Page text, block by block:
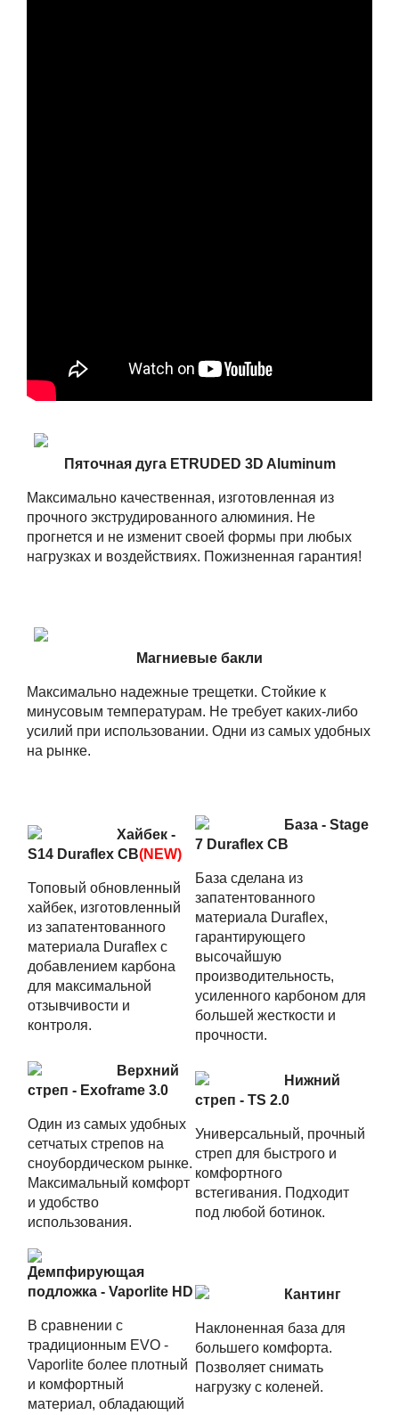
Пяточная дуга ETRUDED 3D Aluminum
Максимально качественная, изготовленная из
прочного экструдированного алюминия. Не
прогнется и не изменит своей формы при любых
нагрузках и воздействиях. Пожизненная гарантия!
Магниевые бакли
Максимально надежные трещетки. Стойкие к
минусовым температурам. Не требует каких-либо
усилий при использовании. Одни из самых удобных
на рынке.
Хайбек -
S14 Duraflex CB(NEW)
Топовый обновленный
хайбек, изготовленный
из запатентованного
материала Duraflex с
добавлением карбона
для максимальной
отзывчивости и
контроля.
База - Stage
7 Duraflex CB
База сделана из
запатентованного
материала Duraflex,
гарантирующего
высочайшую
производительность,
усиленного карбоном для
большей жесткости и
прочности.
Верхний
стреп - Exoframe 3.0
Один из самых удобных
сетчатых стрепов на
сноубордическом рынке.
Максимальный комфорт
и удобство
использования.
Нижний
стреп - TS 2.0
Универсальный, прочный
стреп для быстрого и
комфортного
встегивания. Подходит
под любой ботинок.
Демпфирующая
подложка - Vaporlite HD
В сравнении с
традиционным EVO -
Vaporlite более плотный
и комфортный
материал, обладающий
Кантинг
Наклоненная база для
большего комфорта.
Позволяет снимать
нагрузку с коленей.